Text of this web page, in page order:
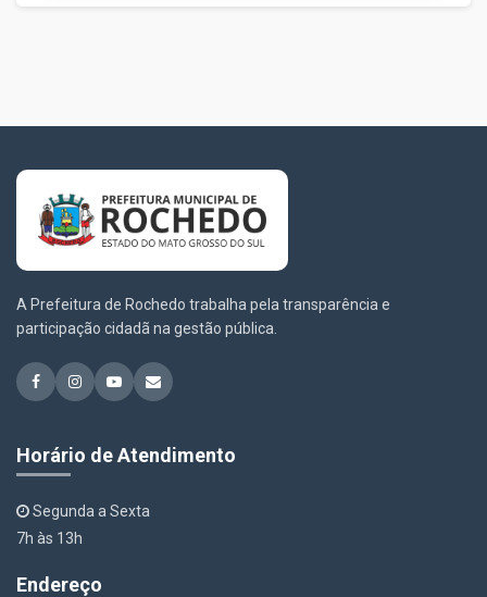
A Prefeitura de Rochedo trabalha pela transparência e
participação cidadã na gestão pública.
Horário de Atendimento
Segunda a Sexta
7h às 13h
Endereço